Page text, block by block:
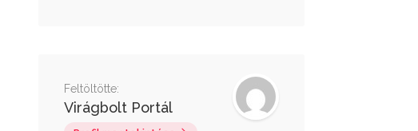
Feltöltötte:
Virágbolt Portál